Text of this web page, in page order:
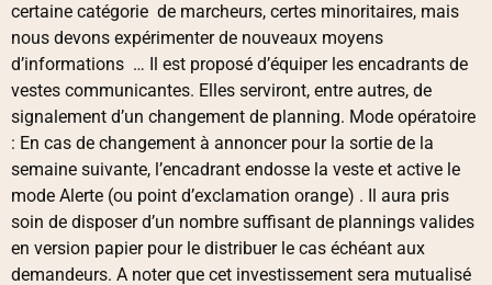
certaine catégorie de marcheurs, certes minoritaires, mais
nous devons expérimenter de nouveaux moyens
d’informations … Il est proposé d’équiper les encadrants de
vestes communicantes. Elles serviront, entre autres, de
signalement d’un changement de planning. Mode opératoire
: En cas de changement à annoncer pour la sortie de la
semaine suivante, l’encadrant endosse la veste et active le
mode Alerte (ou point d’exclamation orange) . Il aura pris
soin de disposer d’un nombre suffisant de plannings valides
en version papier pour le distribuer le cas échéant aux
demandeurs. A noter que cet investissement sera mutualisé